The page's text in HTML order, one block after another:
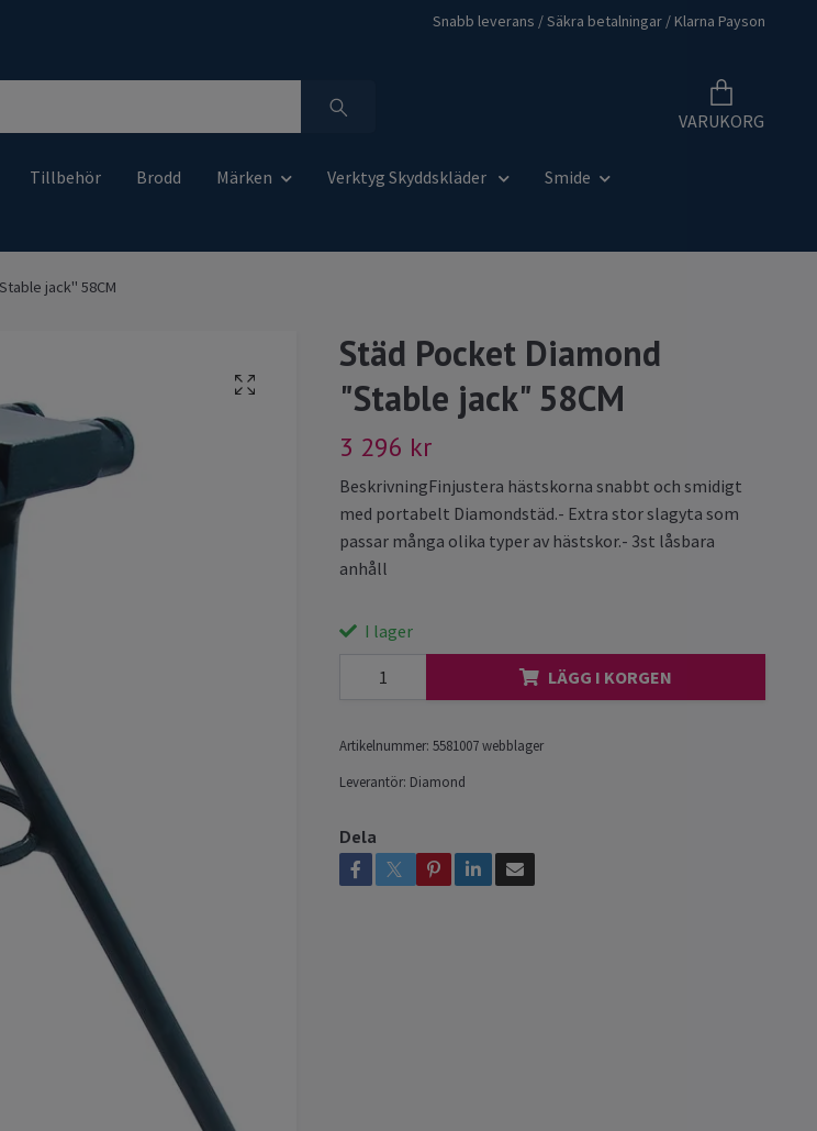
Snabb leverans / Säkra betalningar / Klarna Payson
VARUKORG
Tillbehör Brodd Märken Verktyg Skyddskläder Smide
jack" 58CM
Städ Pocket Diamond
"Stable jack" 58CM
3 296 kr
BeskrivningFinjustera hästskorna snabbt och smidigt
med portabelt Diamondstäd.- Extra stor slagyta som
passar många olika typer av hästskor.- 3st låsbara
anhåll
I lager
LÄGG I KORGEN
Artikelnummer: 5581007 webblager
Leverantör: Diamond
Dela